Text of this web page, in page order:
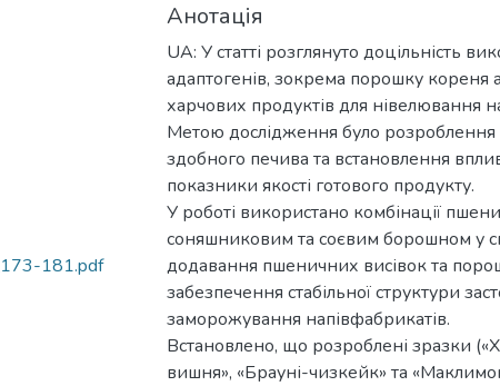
181.pdf
Анотація
UA: У статті розглянуто доцільність
адаптогенів, зокрема порошку кореня
харчових продуктів для нівелювання
Метою дослідження було розроблення
здобного печива та встановлення
показники якості готового продукту.
У роботі використано комбінації
соняшниковим та соєвим борошном у
додавання пшеничних висівок та
забезпечення стабільної структури
заморожування напівфабрикатів.
Встановлено, що розроблені зразки
вишня», «Брауні-чизкейк» та